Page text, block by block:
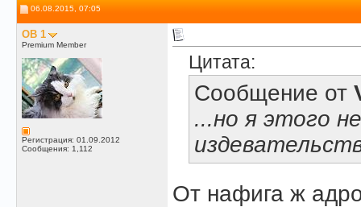
06.08.2015, 07:05
OB 1
Premium Member
Регистрация: 01.09.2012
Сообщения: 1,112
Цитата:
Сообщение от
...но я этого
От нафига ж